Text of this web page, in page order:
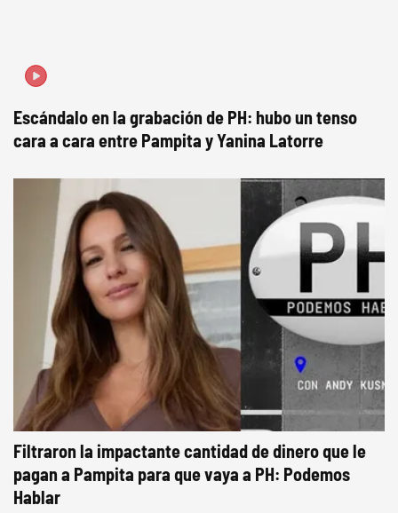
Escándalo en la grabación de PH: hubo un tenso
cara a cara entre Pampita y Yanina Latorre
Filtraron la impactante cantidad de dinero que le
pagan a Pampita para que vaya a PH: Podemos
Hablar